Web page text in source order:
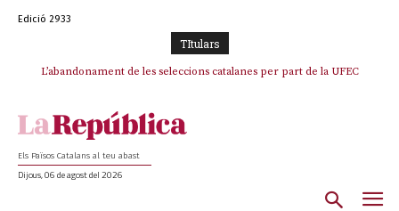
Edició 2933
TItulars
L’abandonament de les seleccions catalanes per part de la UFEC
Els Països Catalans al teu abast
Dijous, 06 de agost del 2026